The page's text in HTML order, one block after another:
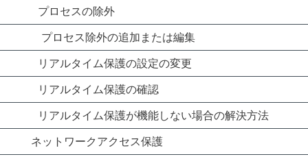
プロセスの除外
プロセス除外の追加または編集
リアルタイム保護の設定の変更
リアルタイム保護の確認
リアルタイム保護が機能しない場合の解決方法
ネットワークアクセス保護